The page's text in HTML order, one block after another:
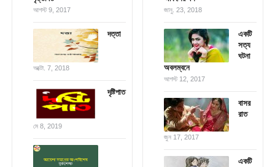
আগস্ট 9, 2017
দত্তা
অক্টো. 7, 2018
দৃষ্টিপাত
মে 8, 2019
জানু. 23, 2018
একটি
সত্য
ঘটনা
অবলম্বনে
আগস্ট 12, 2017
বাসর
রাত
জুন 17, 2017
একটি